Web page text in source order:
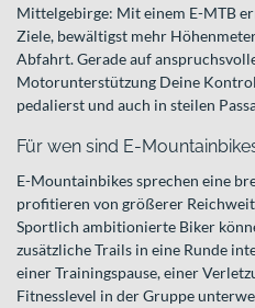
Mittelgebirge: Mit einem E-MTB
Ziele, bewältigst mehr
Abfahrt. Gerade auf
Motorunterstützung Deine
pedalierst und auch in steilen
Für wen sind E-
E-Mountainbikes sprechen eine
profitieren von größerer
Sportlich ambitionierte Biker
zusätzliche Trails in eine Runde
einer Trainingspause, einer
Fitnesslevel in der Gruppe